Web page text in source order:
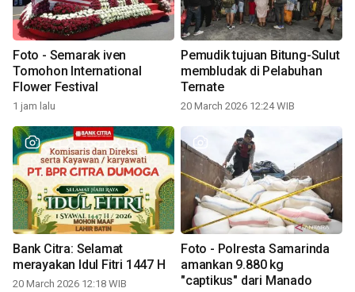
Foto - Semarak iven
Tomohon International
Flower Festival
1 jam lalu
Pemudik tujuan Bitung-Sulut
membludak di Pelabuhan
Ternate
20 March 2026 12:24 WIB
Bank Citra: Selamat
merayakan Idul Fitri 1447 H
20 March 2026 12:18 WIB
Foto - Polresta Samarinda
amankan 9.880 kg
"captikus" dari Manado